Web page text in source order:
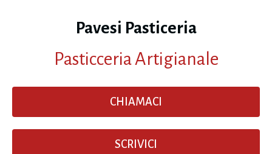
Pavesi Pasticeria
Pasticceria Artigianale
CHIAMACI
SCRIVICI